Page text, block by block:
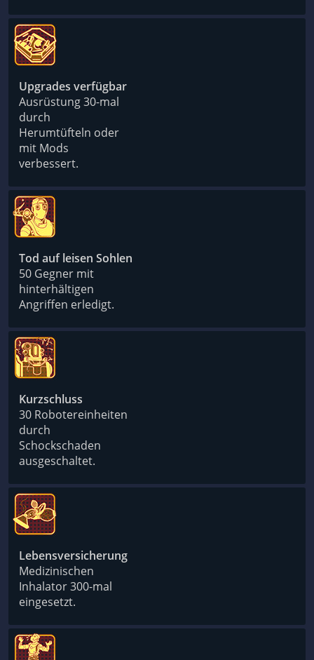
Upgrades verfügbar
Ausrüstung 30-mal
durch
Herumtüfteln oder
mit Mods
verbessert.
Tod auf leisen Sohlen
50 Gegner mit
hinterhältigen
Angriffen erledigt.
Kurzschluss
30 Robotereinheiten
durch
Schockschaden
ausgeschaltet.
Lebensversicherung
Medizinischen
Inhalator 300-mal
eingesetzt.